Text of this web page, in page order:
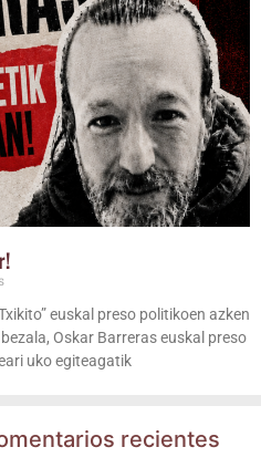
eus­kal pre­so poli­ti­koen azken
Oskar Barre­ras eus­kal pre­so
uko egiteagatik
recientes